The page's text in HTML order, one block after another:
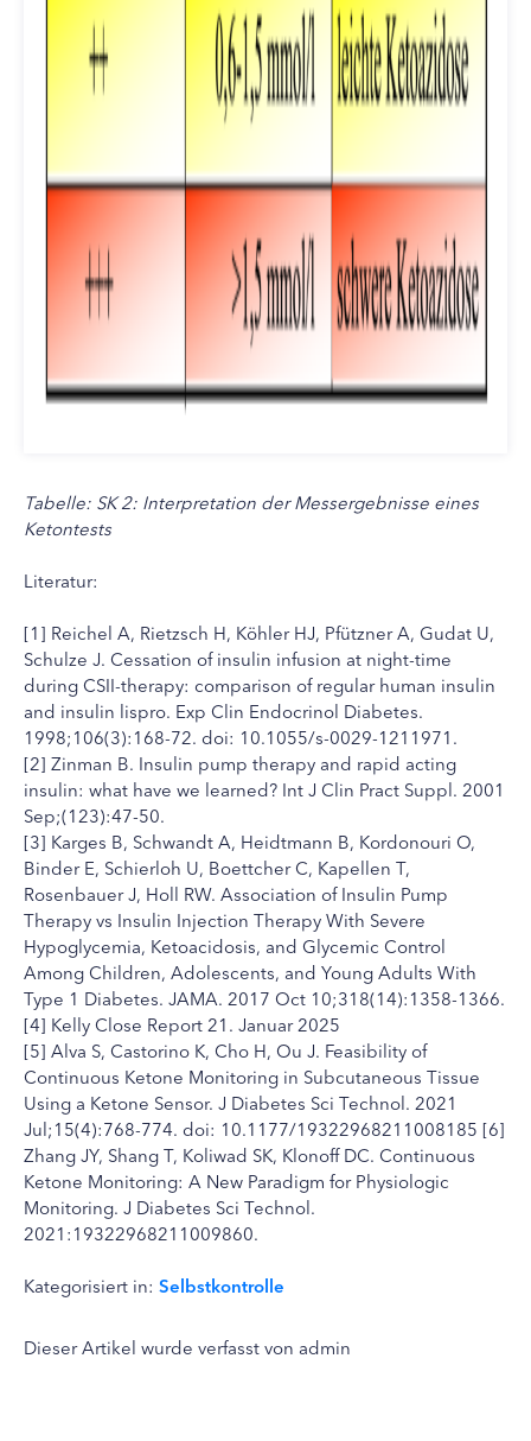
Tabelle: SK 2: Interpretation der Messergebnisse eines
Ketontests
Literatur:
[1] Reichel A, Rietzsch H, Köhler HJ, Pfützner A, Gudat U,
Schulze J. Cessation of insulin infusion at night-time
during CSII-therapy: comparison of regular human insulin
and insulin lispro. Exp Clin Endocrinol Diabetes.
1998;106(3):168-72. doi: 10.1055/s-0029-1211971.
[2] Zinman B. Insulin pump therapy and rapid acting
insulin: what have we learned? Int J Clin Pract Suppl. 2001
Sep;(123):47-50.
[3] Karges B, Schwandt A, Heidtmann B, Kordonouri O,
Binder E, Schierloh U, Boettcher C, Kapellen T,
Rosenbauer J, Holl RW. Association of Insulin Pump
Therapy vs Insulin Injection Therapy With Severe
Hypoglycemia, Ketoacidosis, and Glycemic Control
Among Children, Adolescents, and Young Adults With
Type 1 Diabetes. JAMA. 2017 Oct 10;318(14):1358-1366.
[4] Kelly Close Report 21. Januar 2025
[5] Alva S, Castorino K, Cho H, Ou J. Feasibility of
Continuous Ketone Monitoring in Subcutaneous Tissue
Using a Ketone Sensor. J Diabetes Sci Technol. 2021
Jul;15(4):768-774. doi: 10.1177/19322968211008185 [6]
Zhang JY, Shang T, Koliwad SK, Klonoff DC. Continuous
Ketone Monitoring: A New Paradigm for Physiologic
Monitoring. J Diabetes Sci Technol.
2021:19322968211009860.
Kategorisiert in: Selbstkontrolle
Dieser Artikel wurde verfasst von admin